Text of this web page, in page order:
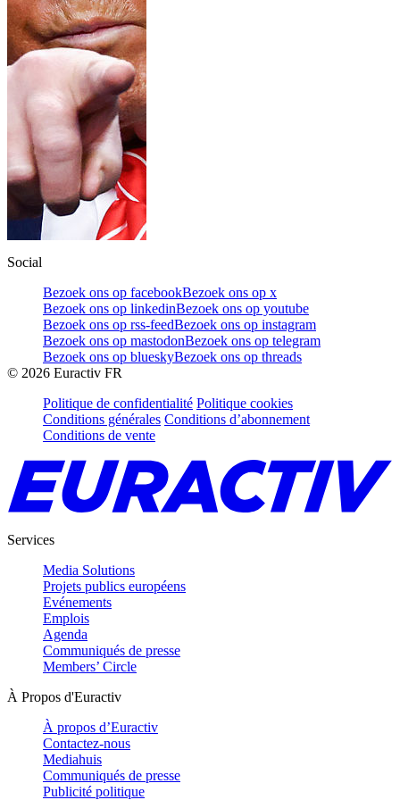
Social
Bezoek ons op facebookBezoek ons op x
Bezoek ons op linkedinBezoek ons op youtube
Bezoek ons op rss-feedBezoek ons op instagram
Bezoek ons op mastodonBezoek ons op telegram
Bezoek ons op blueskyBezoek ons op threads
© 2026 Euractiv FR
Politique de confidentialité Politique cookies
Conditions générales Conditions d’abonnement
Conditions de vente
Services
Media Solutions
Projets publics européens
Evénements
Emplois
Agenda
Communiqués de presse
Members’ Circle
À Propos d'Euractiv
À propos d’Euractiv
Contactez-nous
Mediahuis
Communiqués de presse
Publicité politique